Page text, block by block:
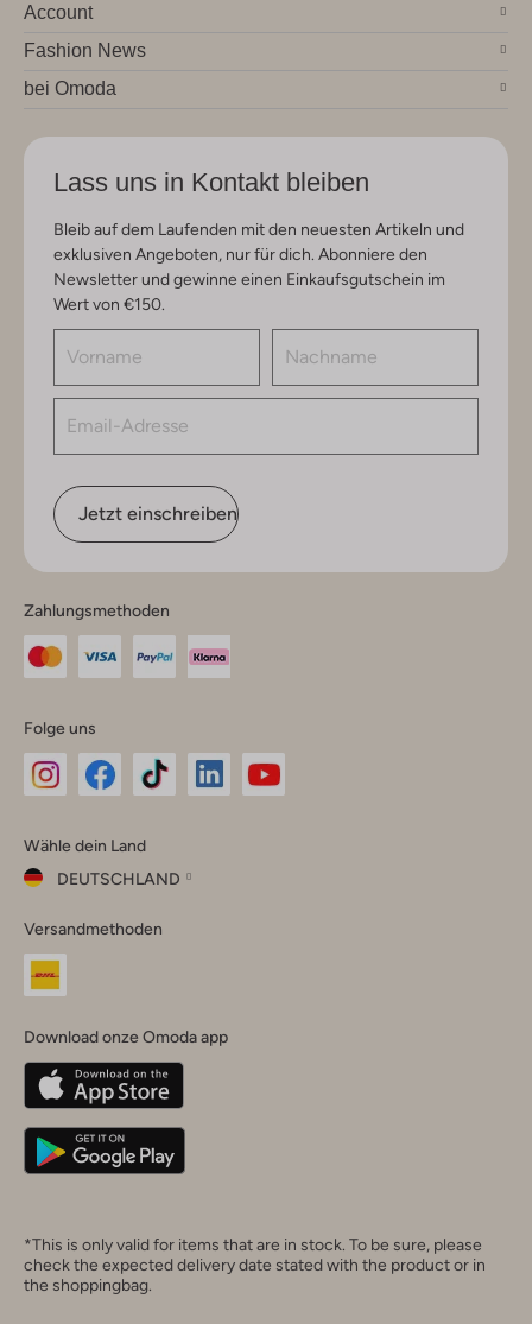
Account
Fashion News
bei Omoda
Lass uns in Kontakt bleiben
Bleib auf dem Laufenden mit den neuesten Artikeln und
exklusiven Angeboten, nur für dich. Abonniere den
Newsletter und gewinne einen Einkaufsgutschein im
Wert von €150.
Jetzt einschreiben
Zahlungsmethoden
Folge uns
Instagram
Facebook
TikTok
Wähle dein Land
DEUTSCHLAND
dein
Land
Belgique(Français)
Deutschland
Versandmethoden
Download onze Omoda app
*This is only valid for items that are in stock. To be sure, please
check the expected delivery date stated with the product or in
the shoppingbag.